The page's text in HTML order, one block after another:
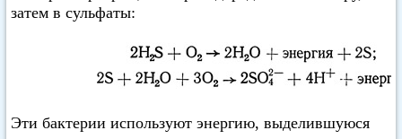
затем в сульфаты:
Эти бактерии используют энергию, выделившуюся